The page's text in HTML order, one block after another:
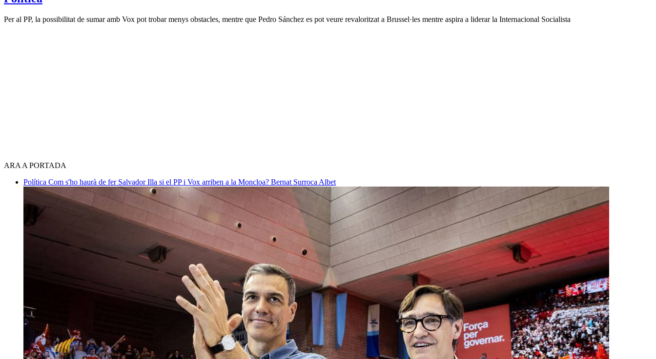
Per al PP, la possibilitat de sumar amb Vox pot trobar menys obstacles, mentre que Pedro Sánchez es pot veure revaloritzat a Brussel·les mentre aspira a liderar la Internacional Socialista
ARA A PORTADA
Política Com s'ho haurà de fer Salvador Illa si el PP i Vox arriben a la Moncloa? Bernat Surroca Albet